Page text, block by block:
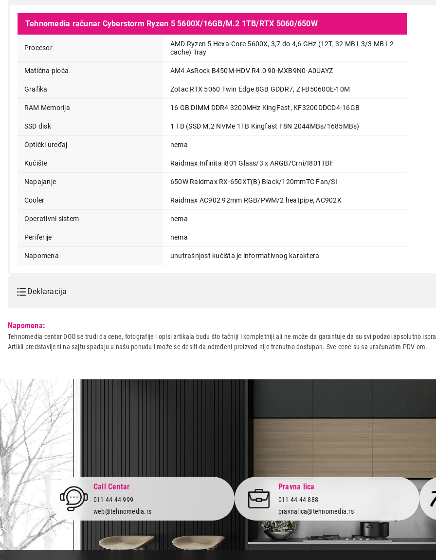
Tehnomedia računar Cyberstorm Ryzen 5 5600X/16GB/M.2 1TB/RTX 5060/650W
Procesor
AMD Ryzen 5 Hexa-Core 5600X, 3,7 do 4,6 GHz (12T, 32 MB L3/3 MB L2
cache) Tray
Matična ploča AM4 AsRock B450M-HDV R4.0 90-MXB9N0-A0UAYZ
Grafika Zotac RTX 5060 Twin Edge 8GB GDDR7, ZT-B50600E-10M
RAM Memorija 16 GB DIMM DDR4 3200MHz KingFast, KF3200DDCD4-16GB
SSD disk 1 TB (SSD M.2 NVMe 1TB Kingfast F8N 2044MBs/1685MBs)
Optički uređaj nema
Kućište Raidmax Infinita i801 Glass/3 x ARGB/Crni/I801TBF
Napajanje 650W Raidmax RX-650XT(B) Black/120mmTC Fan/SI
Cooler Raidmax AC902 92mm RGB/PWM/2 heatpipe, AC902K
Operativni sistem nema
Periferije nema
Napomena unutrašnjost kućišta je informativnog karaktera
Deklaracija
Naziv i vrsta robe:
DESKTOP RACUNAR
Uvoznik:
DS Computers DOO
Napomena:
Tehnomedia centar DOO se trudi da cene, fotografije i opisi artikala budu što tačniji i kompletniji ali ne može da garantuje da su svi podaci apsolutno
Artikli predstavljeni na sajtu spadaju u našu ponudu i može se desiti da određeni proizvod nije trenutno dostupan. Sve cene su sa uračunatim PDV-om.
DESKTOP RAČUNARI
VESA Cyberstorm Ryzen 5 5600X/
1TB/RTX 5060/650W
Proizvod je dodat u korpu.
Nastavi kupovinu
Call Centar
011 44 44 999
web@tehnomedia.rs
Pravna lica
011 44 44 888
pravnalica@tehnomedia.rs